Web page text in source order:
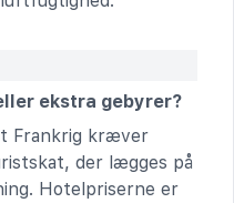
ekstra gebyrer?
Frankrig kræver
der lægges på
Hotelpriserne er